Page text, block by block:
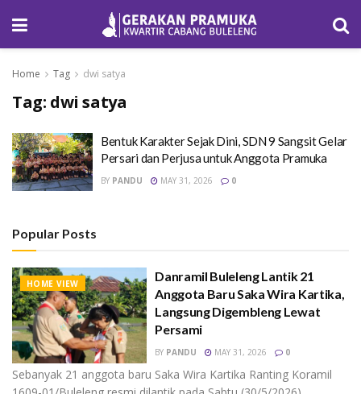
Home Tag dwi satya
Tag: dwi satya
Bentuk Karakter Sejak Dini, SDN 9 Sangsit Gelar
Persari dan Perjusa untuk Anggota Pramuka
BY PANDU MAY 31, 2026 0
Popular Posts
HOME VIEW
Danramil Buleleng Lantik 21
Anggota Baru Saka Wira Kartika,
Langsung Digembleng Lewat
Persami
BY PANDU MAY 31, 2026 0
Sebanyak 21 anggota baru Saka Wira Kartika Ranting Koramil